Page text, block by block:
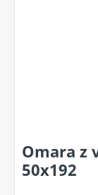
Omara z
50x192